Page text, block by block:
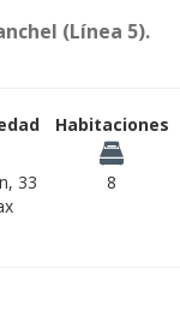
(Línea 5).
33
Habitaciones
8